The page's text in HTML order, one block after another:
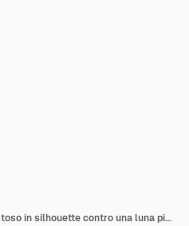
Vettore di un albero maestoso in silhouette contro una luna piena